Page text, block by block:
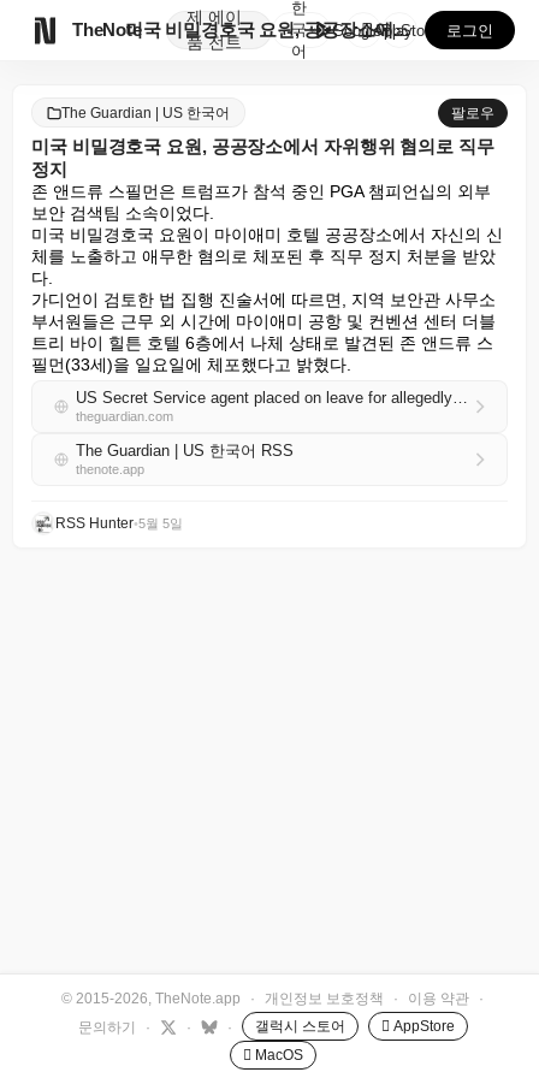
TheNote
제
품
에이
전트
미국 비밀경호국 요원, 공공장소에서 자위행위 혐의로 직...
한
국
어
GooglePlay
AppStore 로그인
The Guardian | US 한국어 팔로우
미국 비밀경호국 요원, 공공장소에서 자위행위 혐의로 직무
정지
존 앤드류 스필먼은 트럼프가 참석 중인 PGA 챔피언십의 외부
보안 검색팀 소속이었다.
미국 비밀경호국 요원이 마이애미 호텔 공공장소에서 자신의 신
체를 노출하고 애무한 혐의로 체포된 후 직무 정지 처분을 받았
다.
가디언이 검토한 법 집행 진술서에 따르면, 지역 보안관 사무소
부서원들은 근무 외 시간에 마이애미 공항 및 컨벤션 센터 더블
트리 바이 힐튼 호텔 6층에서 나체 상태로 발견된 존 앤드류 스
필먼(33세)을 일요일에 체포했다고 밝혔다.
US Secret Service agent placed on leave for allegedly fondling himself in public
theguardian.com
The Guardian | US 한국어 RSS
thenote.app
RSS Hunter•5월 5일
© 2015-2026, TheNote.app · 개인정보 보호정책 · 이용 약관
·
문의하기
· · · 갤럭시 스토어
 AppStore
 MacOS